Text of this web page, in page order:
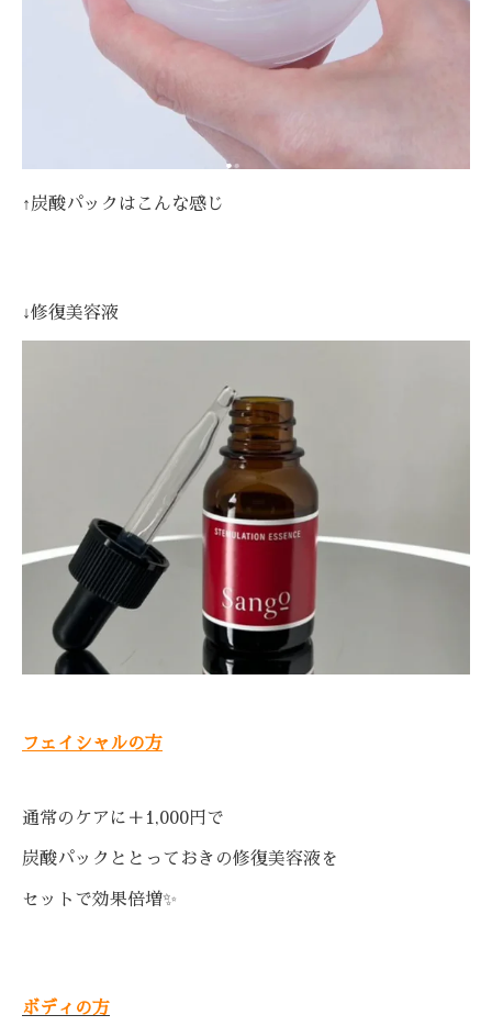
↑炭酸パックはこんな感じ
↓修復美容液
フェイシャルの方
通常のケアに ＋1,000円で
炭酸パックと とっておきの修復美容液を
セットで効果倍増✨
ボディの方